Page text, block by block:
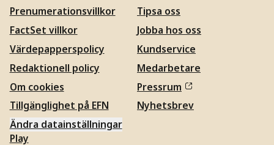
Prenumerationsvillkor
FactSet villkor
Värdepapperspolicy
Redaktionell policy
Om cookies
Tillgänglighet på EFN
Ändra datainställningar
Tipsa oss
Jobba hos oss
Kundservice
Medarbetare
Pressrum
Nyhetsbrev
Play